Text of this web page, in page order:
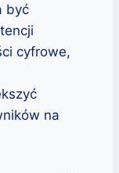
być
cyfrowe,
na